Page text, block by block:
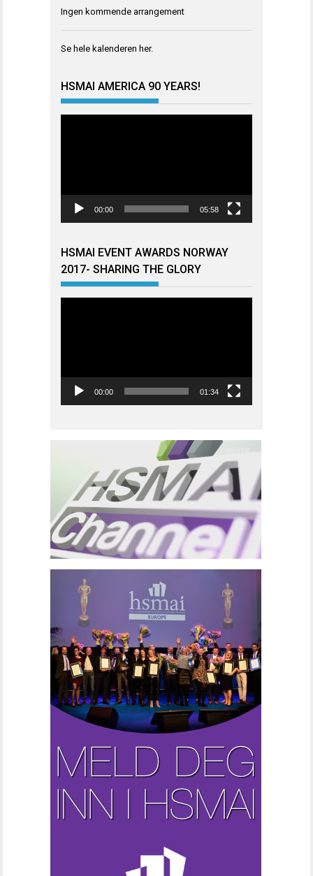
Ingen kommende arrangement
Se hele kalenderen her.
HSMAI AMERICA 90 YEARS!
00:00 05:58
HSMAI EVENT AWARDS NORWAY
2017- SHARING THE GLORY
00:00 01:34